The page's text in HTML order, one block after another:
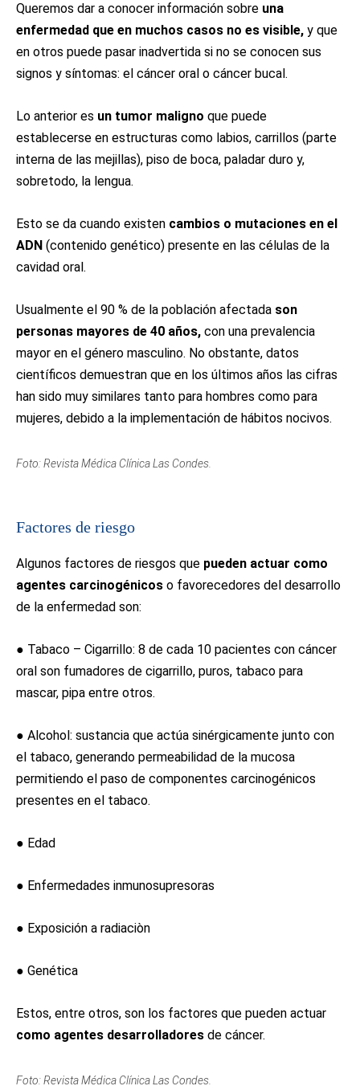
Queremos dar a conocer información sobre una
enfermedad que en muchos casos no es visible, y que
en otros puede pasar inadvertida si no se conocen sus
signos y síntomas: el cáncer oral o cáncer bucal.
Lo anterior es un tumor maligno que puede
establecerse en estructuras como labios, carrillos (parte
interna de las mejillas), piso de boca, paladar duro y,
sobretodo, la lengua.
Esto se da cuando existen cambios o mutaciones en el
ADN (contenido genético) presente en las células de la
cavidad oral.
Usualmente el 90 % de la población afectada son
personas mayores de 40 años, con una prevalencia
mayor en el género masculino. No obstante, datos
científicos demuestran que en los últimos años las cifras
han sido muy similares tanto para hombres como para
mujeres, debido a la implementación de hábitos nocivos.
Foto: Revista Médica Clínica Las Condes.
Factores de riesgo
Algunos factores de riesgos que pueden actuar como
agentes carcinogénicos o favorecedores del desarrollo
de la enfermedad son:
● Tabaco – Cigarrillo: 8 de cada 10 pacientes con cáncer
oral son fumadores de cigarrillo, puros, tabaco para
mascar, pipa entre otros.
● Alcohol: sustancia que actúa sinérgicamente junto con
el tabaco, generando permeabilidad de la mucosa
permitiendo el paso de componentes carcinogénicos
presentes en el tabaco.
● Edad
● Enfermedades inmunosupresoras
● Exposición a radiaciòn
● Genética
Estos, entre otros, son los factores que pueden actuar
como agentes desarrolladores de cáncer.
Foto: Revista Médica Clínica Las Condes.